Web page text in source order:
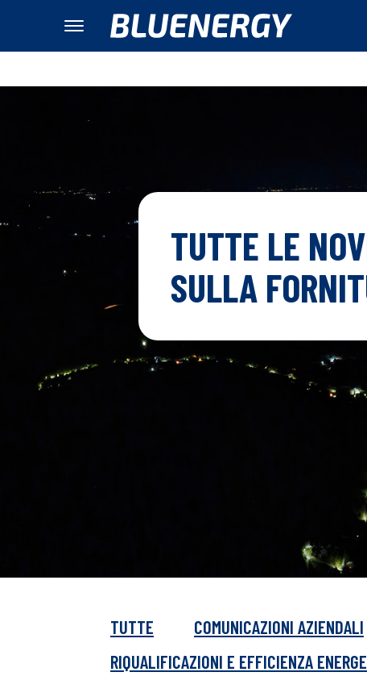
TUTTE LE
SULLA
TUTTE COMUNICAZIONI AZIENDALI
RIQUALIFICAZIONI E EFFICIENZA